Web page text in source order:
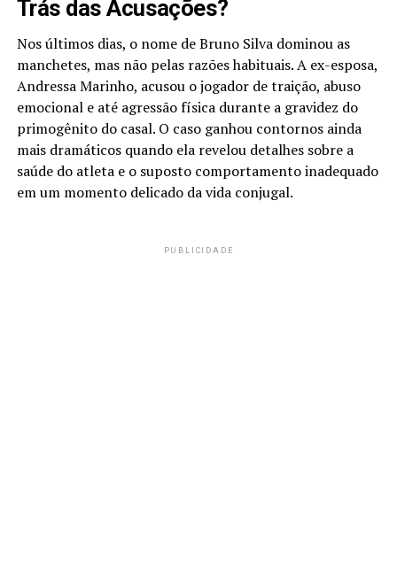
Trás das Acusações?
Nos últimos dias, o nome de Bruno Silva dominou as
manchetes, mas não pelas razões habituais. A ex-esposa,
Andressa Marinho, acusou o jogador de traição, abuso
emocional e até agressão física durante a gravidez do
primogênito do casal. O caso ganhou contornos ainda
mais dramáticos quando ela revelou detalhes sobre a
saúde do atleta e o suposto comportamento inadequado
em um momento delicado da vida conjugal.
PUBLICIDADE